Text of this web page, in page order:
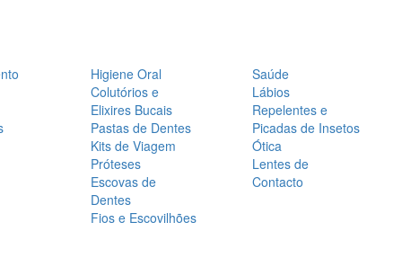
Higiene Oral
Colutórios e
Elixires Bucais
Pastas de Dentes
Kits de Viagem
Próteses
Escovas de
Dentes
Fios e Escovilhões
Saúde
Lábios
Repelentes e
Picadas de Insetos
Ótica
Lentes de
Contacto